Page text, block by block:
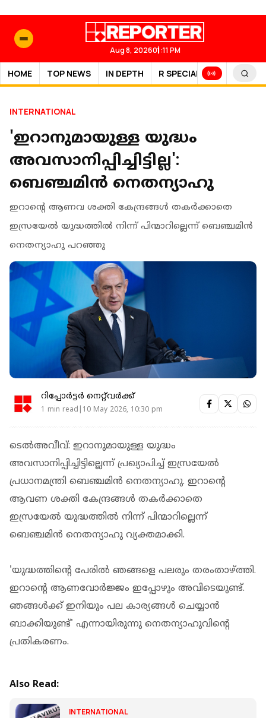
Aug 8, 202601:11 PM
HOME TOP NEWS IN DEPTH R SPECIAL SPORTS
INTERNATIONAL
'ഇറാനുമായുള്ള യുദ്ധം
അവസാനിപ്പിച്ചിട്ടില്ല':
ബെഞ്ചമിൻ നെതന്യാഹു
ഇറാൻ്റെ ആണവ ശക്തി കേന്ദ്രങ്ങൾ തകർക്കാതെ
ഇസ്രയേൽ യുദ്ധത്തിൽ നിന്ന് പിന്മാറില്ലെന്ന് ബെഞ്ചമിൻ
നെതന്യാഹു പറഞ്ഞു
റിപ്പോർട്ടർ നെറ്റ്‌വര്‍ക്ക്‌
1 min read|10 May 2026, 10:30 pm
ടെൽഅവീവ്: ഇറാനുമായുള്ള യുദ്ധം
അവസാനിപ്പിച്ചിട്ടില്ലെന്ന് പ്രഖ്യാപിച്ച് ഇസ്രയേൽ
പ്രധാനമന്ത്രി ബെഞ്ചമിൻ നെതന്യാഹു. ഇറാൻ്റെ
ആവണ ശക്തി കേന്ദ്രങ്ങൾ തകർക്കാതെ
ഇസ്രയേൽ യുദ്ധത്തിൽ നിന്ന് പിന്മാറില്ലെന്ന്
ബെഞ്ചമിൻ നെതന്യാഹു വ്യക്തമാക്കി.
'യുദ്ധത്തിൻ്റെ പേരിൽ ഞങ്ങളെ പലരും തരംതാഴ്ത്തി.
ഇറാൻ്റെ ആണവോർജ്ജം ഇപ്പോഴും അവിടെയുണ്ട്.
ഞങ്ങൾക്ക് ഇനിയും പല കാര്യങ്ങൾ ചെയ്യാൻ
ബാക്കിയുണ്ട്' എന്നായിരുന്നു നെതന്യാഹുവിൻ്റെ
പ്രതികരണം.
Also Read:
INTERNATIONAL